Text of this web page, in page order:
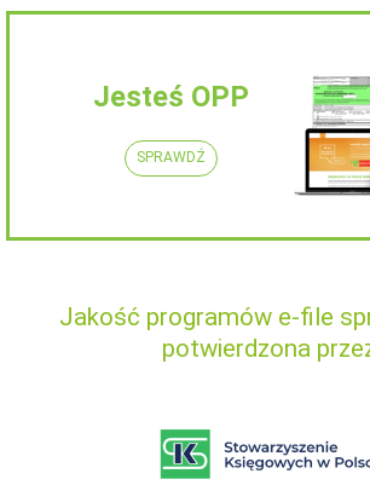
Jesteś OPP
SPRAWDŹ
Jakość programów e-file
potwierdzona